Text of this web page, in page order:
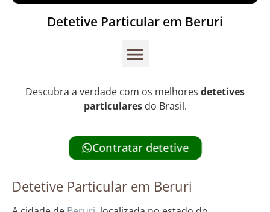
Detetive Particular em Beruri
Descubra a verdade com os melhores detetives
particularesdo Brasil.
Contratar detetive
Detetive Particular em Beruri